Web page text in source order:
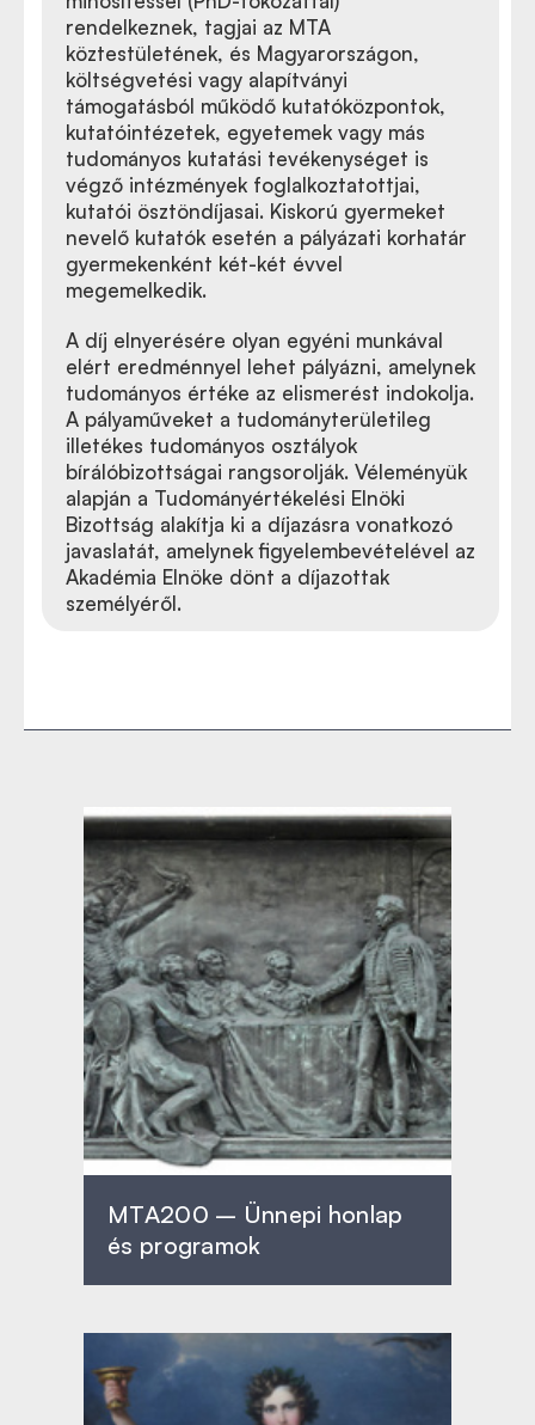
rendelkeznek, tagjai az MTA
köztestületének, és Magyarországon,
költségvetési vagy alapítványi
támogatásból működő kutatóközpontok,
kutatóintézetek, egyetemek vagy más
tudományos kutatási tevékenységet is
végző intézmények foglalkoztatottjai,
kutatói ösztöndíjasai. Kiskorú gyermeket
nevelő kutatók esetén a pályázati korhatár
gyermekenként két-két évvel
megemelkedik.
A díj elnyerésére olyan egyéni munkával
elért eredménnyel lehet pályázni, amelynek
tudományos értéke az elismerést indokolja.
A pályaműveket a tudományterületileg
illetékes tudományos osztályok
bírálóbizottságai rangsorolják. Véleményük
alapján a Tudományértékelési Elnöki
Bizottság alakítja ki a díjazásra vonatkozó
javaslatát, amelynek figyelembevételével az
Akadémia Elnöke dönt a díjazottak
személyéről.
MTA200 – Ünnepi honlap
és programok